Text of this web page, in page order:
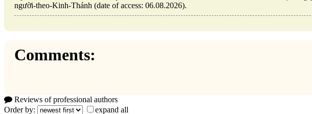
người-theo-Kinh-Thánh (date of access: 06.08.2026).
Comments:
Reviews of professional authors
Order by:
expand all